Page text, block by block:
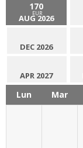
170
EUR
AUG 2026
DEC 2026
APR 2027
Lun Mar